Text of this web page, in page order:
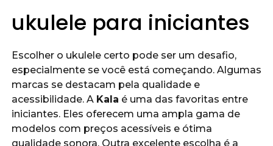
ukulele para iniciantes
Escolher o ukulele certo pode ser um desafio,
especialmente se você está começando. Algumas
marcas se destacam pela qualidade e
acessibilidade. A Kala é uma das favoritas entre
iniciantes. Eles oferecem uma ampla gama de
modelos com preços acessíveis e ótima
qualidade sonora. Outra excelente escolha é a